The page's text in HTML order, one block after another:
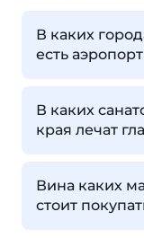
В каких
есть
В каких
края лечат
Вина каких
стоит